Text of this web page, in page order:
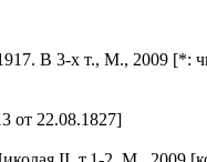
В 3-х т., М., 2009 [*:
от 22.08.1827]